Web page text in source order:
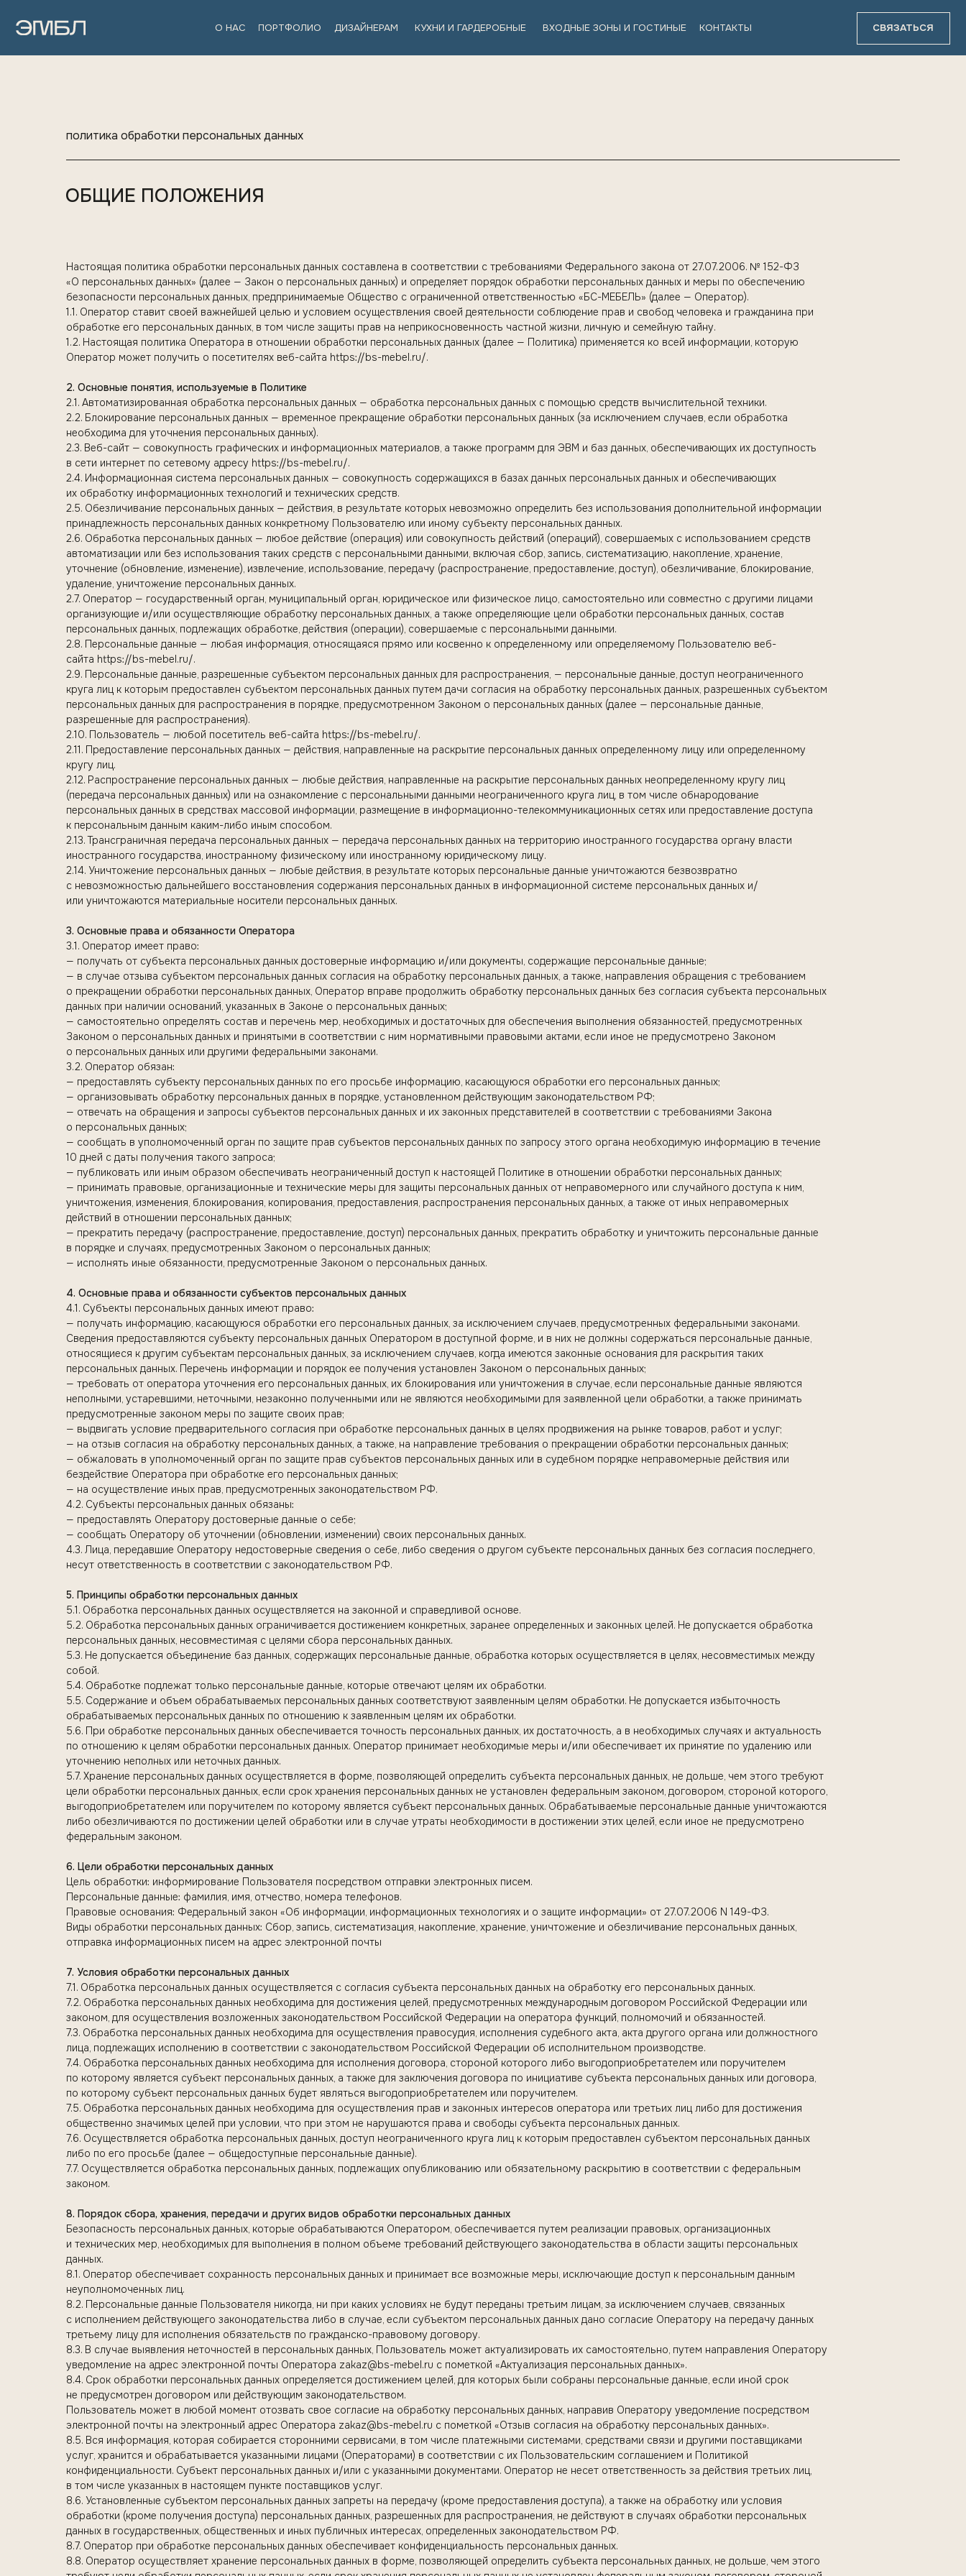
О НАС ПОРТФОЛИО КУХНИ И ГАРДЕРОБНЫЕ ВХОДНЫЕ ЗОНЫ И ГОСТИНЫЕ КОНТАКТЫ
ДИЗАЙНЕРАМ
политика обработки персональных данных
ОБЩИЕ ПОЛОЖЕНИЯ
Настоящая политика обработки персональных данных составлена в соответствии с требованиями Федерального закона от 27.07.2006. № 152-ФЗ
«О персональных данных» (далее — Закон о персональных данных) и определяет порядок обработки персональных данных и меры по обеспечению
безопасности персональных данных, предпринимаемые Общество с ограниченной ответственностью «БС-МЕБЕЛЬ» (далее — Оператор).
1.1. Оператор ставит своей важнейшей целью и условием осуществления своей деятельности соблюдение прав и свобод человека и гражданина при
обработке его персональных данных, в том числе защиты прав на неприкосновенность частной жизни, личную и семейную тайну.
1.2. Настоящая политика Оператора в отношении обработки персональных данных (далее — Политика) применяется ко всей информации, которую
Оператор может получить о посетителях веб-сайта https://bs-mebel.ru/.
2. Основные понятия, используемые в Политике
2.1. Автоматизированная обработка персональных данных — обработка персональных данных с помощью средств вычислительной техники.
2.2. Блокирование персональных данных — временное прекращение обработки персональных данных (за исключением случаев, если обработка
необходима для уточнения персональных данных).
2.3. Веб-сайт — совокупность графических и информационных материалов, а также программ для ЭВМ и баз данных, обеспечивающих их доступность
в сети интернет по сетевому адресу https://bs-mebel.ru/.
2.4. Информационная система персональных данных — совокупность содержащихся в базах данных персональных данных и обеспечивающих
их обработку информационных технологий и технических средств.
2.5. Обезличивание персональных данных — действия, в результате которых невозможно определить без использования дополнительной информации
принадлежность персональных данных конкретному Пользователю или иному субъекту персональных данных.
2.6. Обработка персональных данных — любое действие (операция) или совокупность действий (операций), совершаемых с использованием средств
автоматизации или без использования таких средств с персональными данными, включая сбор, запись, систематизацию, накопление, хранение,
уточнение (обновление, изменение), извлечение, использование, передачу (распространение, предоставление, доступ), обезличивание, блокирование,
удаление, уничтожение персональных данных.
2.7. Оператор — государственный орган, муниципальный орган, юридическое или физическое лицо, самостоятельно или совместно с другими лицами
организующие и/или осуществляющие обработку персональных данных, а также определяющие цели обработки персональных данных, состав
персональных данных, подлежащих обработке, действия (операции), совершаемые с персональными данными.
2.8. Персональные данные — любая информация, относящаяся прямо или косвенно к определенному или определяемому Пользователю веб-
сайта https://bs-mebel.ru/.
2.9. Персональные данные, разрешенные субъектом персональных данных для распространения, — персональные данные, доступ неограниченного
круга лиц к которым предоставлен субъектом персональных данных путем дачи согласия на обработку персональных данных, разрешенных субъектом
персональных данных для распространения в порядке, предусмотренном Законом о персональных данных (далее — персональные данные,
разрешенные для распространения).
2.10. Пользователь — любой посетитель веб-сайта https://bs-mebel.ru/.
2.11. Предоставление персональных данных — действия, направленные на раскрытие персональных данных определенному лицу или определенному
кругу лиц.
2.12. Распространение персональных данных — любые действия, направленные на раскрытие персональных данных неопределенному кругу лиц
(передача персональных данных) или на ознакомление с персональными данными неограниченного круга лиц, в том числе обнародование
персональных данных в средствах массовой информации, размещение в информационно-телекоммуникационных сетях или предоставление доступа
к персональным данным каким-либо иным способом.
2.13. Трансграничная передача персональных данных — передача персональных данных на территорию иностранного государства органу власти
иностранного государства, иностранному физическому или иностранному юридическому лицу.
2.14. Уничтожение персональных данных — любые действия, в результате которых персональные данные уничтожаются безвозвратно
с невозможностью дальнейшего восстановления содержания персональных данных в информационной системе персональных данных и/
или уничтожаются материальные носители персональных данных.
3. Основные права и обязанности Оператора
3.1. Оператор имеет право:
— получать от субъекта персональных данных достоверные информацию и/или документы, содержащие персональные данные;
— в случае отзыва субъектом персональных данных согласия на обработку персональных данных, а также, направления обращения с требованием
о прекращении обработки персональных данных, Оператор вправе продолжить обработку персональных данных без согласия субъекта персональных
данных при наличии оснований, указанных в Законе о персональных данных;
— самостоятельно определять состав и перечень мер, необходимых и достаточных для обеспечения выполнения обязанностей, предусмотренных
Законом о персональных данных и принятыми в соответствии с ним нормативными правовыми актами, если иное не предусмотрено Законом
о персональных данных или другими федеральными законами.
3.2. Оператор обязан:
— предоставлять субъекту персональных данных по его просьбе информацию, касающуюся обработки его персональных данных;
— организовывать обработку персональных данных в порядке, установленном действующим законодательством РФ;
— отвечать на обращения и запросы субъектов персональных данных и их законных представителей в соответствии с требованиями Закона
о персональных данных;
— сообщать в уполномоченный орган по защите прав субъектов персональных данных по запросу этого органа необходимую информацию в течение
10 дней с даты получения такого запроса;
— публиковать или иным образом обеспечивать неограниченный доступ к настоящей Политике в отношении обработки персональных данных;
— принимать правовые, организационные и технические меры для защиты персональных данных от неправомерного или случайного доступа к ним,
уничтожения, изменения, блокирования, копирования, предоставления, распространения персональных данных, а также от иных неправомерных
действий в отношении персональных данных;
— прекратить передачу (распространение, предоставление, доступ) персональных данных, прекратить обработку и уничтожить персональные данные
в порядке и случаях, предусмотренных Законом о персональных данных;
— исполнять иные обязанности, предусмотренные Законом о персональных данных.
4. Основные права и обязанности субъектов персональных данных
4.1. Субъекты персональных данных имеют право:
— получать информацию, касающуюся обработки его персональных данных, за исключением случаев, предусмотренных федеральными законами.
Сведения предоставляются субъекту персональных данных Оператором в доступной форме, и в них не должны содержаться персональные данные,
относящиеся к другим субъектам персональных данных, за исключением случаев, когда имеются законные основания для раскрытия таких
персональных данных. Перечень информации и порядок ее получения установлен Законом о персональных данных;
— требовать от оператора уточнения его персональных данных, их блокирования или уничтожения в случае, если персональные данные являются
неполными, устаревшими, неточными, незаконно полученными или не являются необходимыми для заявленной цели обработки, а также принимать
предусмотренные законом меры по защите своих прав;
— выдвигать условие предварительного согласия при обработке персональных данных в целях продвижения на рынке товаров, работ и услуг;
— на отзыв согласия на обработку персональных данных, а также, на направление требования о прекращении обработки персональных данных;
— обжаловать в уполномоченный орган по защите прав субъектов персональных данных или в судебном порядке неправомерные действия или
бездействие Оператора при обработке его персональных данных;
— на осуществление иных прав, предусмотренных законодательством РФ.
4.2. Субъекты персональных данных обязаны:
— предоставлять Оператору достоверные данные о себе;
— сообщать Оператору об уточнении (обновлении, изменении) своих персональных данных.
4.3. Лица, передавшие Оператору недостоверные сведения о себе, либо сведения о другом субъекте персональных данных без согласия последнего,
несут ответственность в соответствии с законодательством РФ.
5. Принципы обработки персональных данных
5.1. Обработка персональных данных осуществляется на законной и справедливой основе.
5.2. Обработка персональных данных ограничивается достижением конкретных, заранее определенных и законных целей. Не допускается обработка
персональных данных, несовместимая с целями сбора персональных данных.
5.3. Не допускается объединение баз данных, содержащих персональные данные, обработка которых осуществляется в целях, несовместимых между
собой.
5.4. Обработке подлежат только персональные данные, которые отвечают целям их обработки.
5.5. Содержание и объем обрабатываемых персональных данных соответствуют заявленным целям обработки. Не допускается избыточность
обрабатываемых персональных данных по отношению к заявленным целям их обработки.
5.6. При обработке персональных данных обеспечивается точность персональных данных, их достаточность, а в необходимых случаях и актуальность
по отношению к целям обработки персональных данных. Оператор принимает необходимые меры и/или обеспечивает их принятие по удалению или
уточнению неполных или неточных данных.
5.7. Хранение персональных данных осуществляется в форме, позволяющей определить субъекта персональных данных, не дольше, чем этого требуют
цели обработки персональных данных, если срок хранения персональных данных не установлен федеральным законом, договором, стороной которого,
выгодоприобретателем или поручителем по которому является субъект персональных данных. Обрабатываемые персональные данные уничтожаются
либо обезличиваются по достижении целей обработки или в случае утраты необходимости в достижении этих целей, если иное не предусмотрено
федеральным законом.
6. Цели обработки персональных данных
Цель обработки: информирование Пользователя посредством отправки электронных писем.
Персональные данные: фамилия, имя, отчество, номера телефонов.
Правовые основания: Федеральный закон «Об информации, информационных технологиях и о защите информации» от 27.07.2006 N 149-ФЗ.
Виды обработки персональных данных: Сбор, запись, систематизация, накопление, хранение, уничтожение и обезличивание персональных данных,
отправка информационных писем на адрес электронной почты
7. Условия обработки персональных данных
7.1. Обработка персональных данных осуществляется с согласия субъекта персональных данных на обработку его персональных данных.
7.2. Обработка персональных данных необходима для достижения целей, предусмотренных международным договором Российской Федерации или
законом, для осуществления возложенных законодательством Российской Федерации на оператора функций, полномочий и обязанностей.
7.3. Обработка персональных данных необходима для осуществления правосудия, исполнения судебного акта, акта другого органа или должностного
лица, подлежащих исполнению в соответствии с законодательством Российской Федерации об исполнительном производстве.
7.4. Обработка персональных данных необходима для исполнения договора, стороной которого либо выгодоприобретателем или поручителем
по которому является субъект персональных данных, а также для заключения договора по инициативе субъекта персональных данных или договора,
по которому субъект персональных данных будет являться выгодоприобретателем или поручителем.
7.5. Обработка персональных данных необходима для осуществления прав и законных интересов оператора или третьих лиц либо для достижения
общественно значимых целей при условии, что при этом не нарушаются права и свободы субъекта персональных данных.
7.6. Осуществляется обработка персональных данных, доступ неограниченного круга лиц к которым предоставлен субъектом персональных данных
либо по его просьбе (далее — общедоступные персональные данные).
7.7. Осуществляется обработка персональных данных, подлежащих опубликованию или обязательному раскрытию в соответствии с федеральным
законом.
8. Порядок сбора, хранения, передачи и других видов обработки персональных данных
Безопасность персональных данных, которые обрабатываются Оператором, обеспечивается путем реализации правовых, организационных
и технических мер, необходимых для выполнения в полном объеме требований действующего законодательства в области защиты персональных
данных.
8.1. Оператор обеспечивает сохранность персональных данных и принимает все возможные меры, исключающие доступ к персональным данным
неуполномоченных лиц.
8.2. Персональные данные Пользователя никогда, ни при каких условиях не будут переданы третьим лицам, за исключением случаев, связанных
с исполнением действующего законодательства либо в случае, если субъектом персональных данных дано согласие Оператору на передачу данных
третьему лицу для исполнения обязательств по гражданско-правовому договору.
8.3. В случае выявления неточностей в персональных данных, Пользователь может актуализировать их самостоятельно, путем направления Оператору
уведомление на адрес электронной почты Оператора zakaz@bs-mebel.ru с пометкой «Актуализация персональных данных».
8.4. Срок обработки персональных данных определяется достижением целей, для которых были собраны персональные данные, если иной срок
не предусмотрен договором или действующим законодательством.
Пользователь может в любой момент отозвать свое согласие на обработку персональных данных, направив Оператору уведомление посредством
электронной почты на электронный адрес Оператора zakaz@bs-mebel.ru с пометкой «Отзыв согласия на обработку персональных данных».
8.5. Вся информация, которая собирается сторонними сервисами, в том числе платежными системами, средствами связи и другими поставщиками
услуг, хранится и обрабатывается указанными лицами (Операторами) в соответствии с их Пользовательским соглашением и Политикой
конфиденциальности. Субъект персональных данных и/или с указанными документами. Оператор не несет ответственность за действия третьих лиц,
в том числе указанных в настоящем пункте поставщиков услуг.
8.6. Установленные субъектом персональных данных запреты на передачу (кроме предоставления доступа), а также на обработку или условия
обработки (кроме получения доступа) персональных данных, разрешенных для распространения, не действуют в случаях обработки персональных
данных в государственных, общественных и иных публичных интересах, определенных законодательством РФ.
8.7. Оператор при обработке персональных данных обеспечивает конфиденциальность персональных данных.
8.8. Оператор осуществляет хранение персональных данных в форме, позволяющей определить субъекта персональных данных, не дольше, чем этого